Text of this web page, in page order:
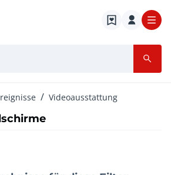
Videoausstattung